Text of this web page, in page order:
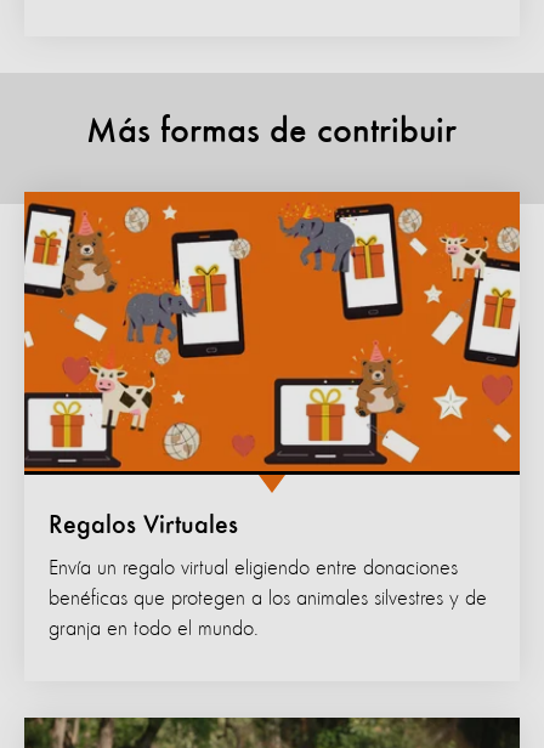
Más formas de contribuir
Regalos Virtuales
Envía un regalo virtual eligiendo entre donaciones
benéficas que protegen a los animales silvestres y de
granja en todo el mundo.